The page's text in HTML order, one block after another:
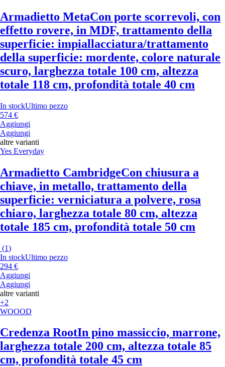
Armadietto MetaCon porte scorrevoli, con
effetto rovere, in MDF, trattamento della
superficie: impiallacciatura/trattamento
della superficie: mordente, colore naturale
scuro, larghezza totale 100 cm, altezza
totale 118 cm, profondità totale 40 cm
In stockUltimo pezzo
574 €
Aggiungi
Aggiungi
altre varianti
Yes Everyday
Armadietto CambridgeCon chiusura a
chiave, in metallo, trattamento della
superficie: verniciatura a polvere, rosa
chiaro, larghezza totale 80 cm, altezza
totale 185 cm, profondità totale 50 cm
(1)
In stockUltimo pezzo
294 €
Aggiungi
Aggiungi
altre varianti
+2
WOOOD
Credenza RootIn pino massiccio, marrone,
larghezza totale 200 cm, altezza totale 85
cm, profondità totale 45 cm